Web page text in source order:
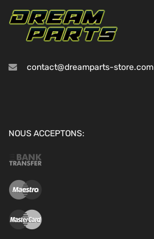
contact@dreamparts-store.com
NOUS ACCEPTONS: